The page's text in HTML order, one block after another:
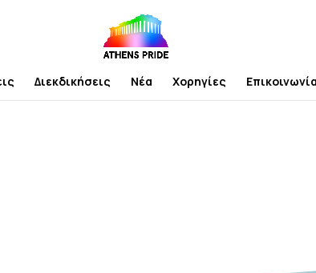
Διεκδικήσεις Νέα Χορηγίες